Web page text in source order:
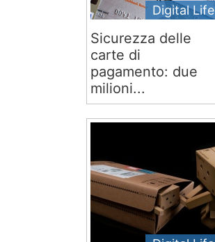
Digital Life
Sicurezza delle
carte di
pagamento: due
milioni...